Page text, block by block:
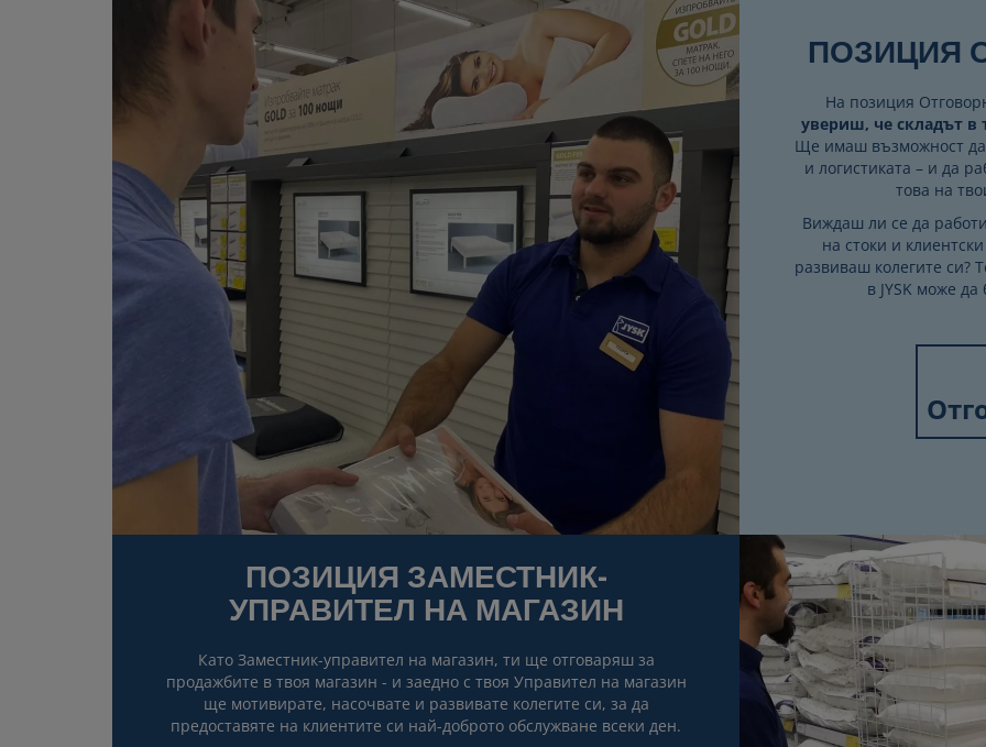
ПОЗИЦИЯ
На позиция
увериш, че складът в
Ще имаш възможност да
и логистиката – и да
това на
Виждаш ли се да
на стоки и
развиваш колегите си?
в JYSK може
ПОЗИЦИЯ ЗАМЕСТНИК-
УПРАВИТЕЛ НА МАГАЗИН
Като Заместник-управител на магазин, ти ще отговаряш за
продажбите в твоя магазин - и заедно с твоя Управител на магазин
ще мотивирате, насочвате и развивате колегите си, за да
предоставяте на клиентите си най-доброто обслужване всеки ден.